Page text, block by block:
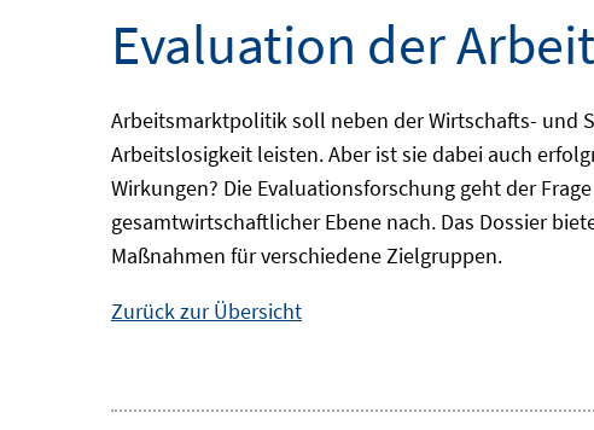
Evaluation der
Arbeitsmarktpolitik soll neben der Wirtschafts- und
Arbeitslosigkeit leisten. Aber ist sie dabei auch
Wirkungen? Die Evaluationsforschung geht der
gesamtwirtschaftlicher Ebene nach. Das Dossier
Maßnahmen für verschiedene Zielgruppen.
Zurück zur Übersicht